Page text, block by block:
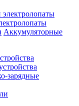
Аккумуляторные
зарядные